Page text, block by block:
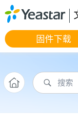
跳转到主要内容
固件下载